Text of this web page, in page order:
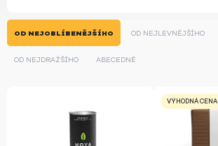
OD NEJOBLÍBENĚJŠÍHO OD NEJLEVNĚJŠÍHO
OD NEJDRAŽŠÍHO ABECEDNĚ
VÝHODNÁ CENA